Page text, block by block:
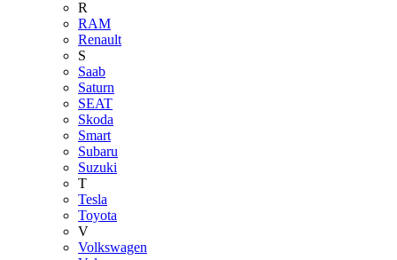
R
RAM
Renault
S
Saab
Saturn
SEAT
Skoda
Smart
Subaru
Suzuki
T
Tesla
Toyota
V
Volkswagen